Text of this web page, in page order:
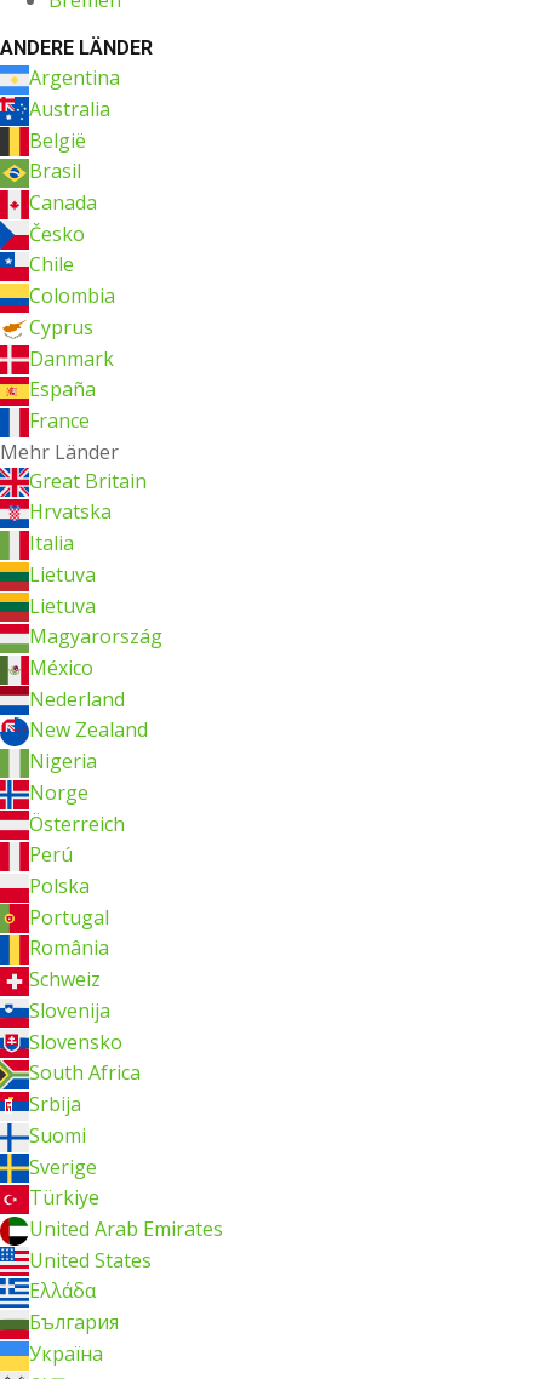
ANDERE LÄNDER
Argentina
Australia
België
Brasil
Canada
Česko
Chile
Colombia
Cyprus
Danmark
España
France
Mehr Länder
Great Britain
Hrvatska
Italia
Lietuva
Lietuva
Magyarország
México
Nederland
New Zealand
Nigeria
Norge
Österreich
Perú
Polska
Portugal
România
Schweiz
Slovenija
Slovensko
South Africa
Srbija
Suomi
Sverige
Türkiye
United Arab Emirates
United States
Ελλάδα
България
Україна